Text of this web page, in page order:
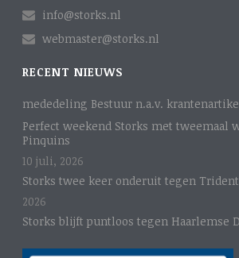
info@storks.nl
webmaster@storks.nl
RECENT NIEUWS
mededeling Bestuur n.a.v.
Perfect weekend Storks met tweemaal
Pinquins
10 juli, 2026
Storks twee keer onderuit tegen
2026
Storks blijft puntloos tegen Haarlemse